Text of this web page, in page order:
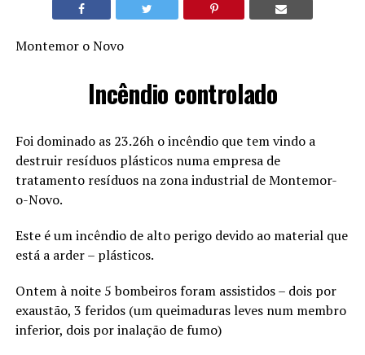
Montemor o Novo
Incêndio controlado
Foi dominado as 23.26h o incêndio que tem vindo a
destruir resíduos plásticos numa empresa de
tratamento resíduos na zona industrial de Montemor-
o-Novo.
Este é um incêndio de alto perigo devido ao material que
está a arder – plásticos.
Ontem à noite 5 bombeiros foram assistidos – dois por
exaustão, 3 feridos (um queimaduras leves num membro
inferior, dois por inalação de fumo)